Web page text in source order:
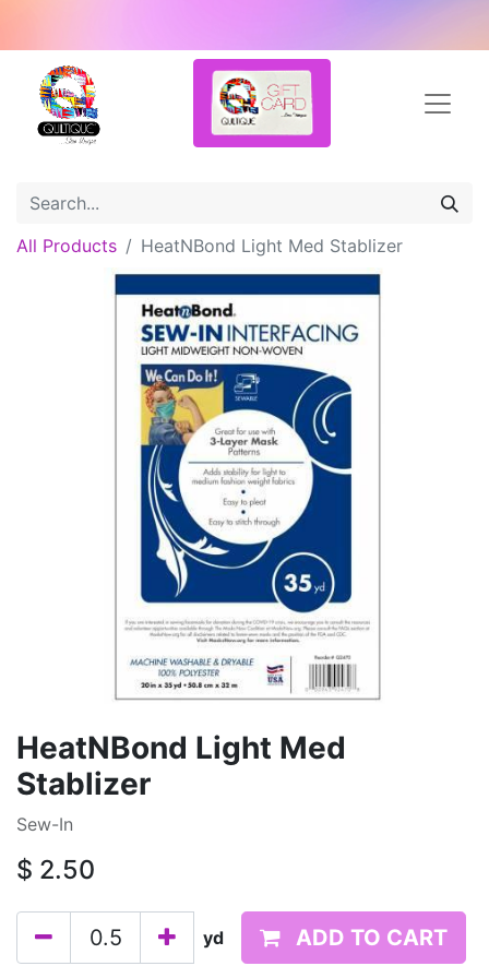
All Products HeatNBond Light Med Stablizer
HeatNBond Light Med
Stablizer
Sew-In
$ 2.50
yd ADD TO CART